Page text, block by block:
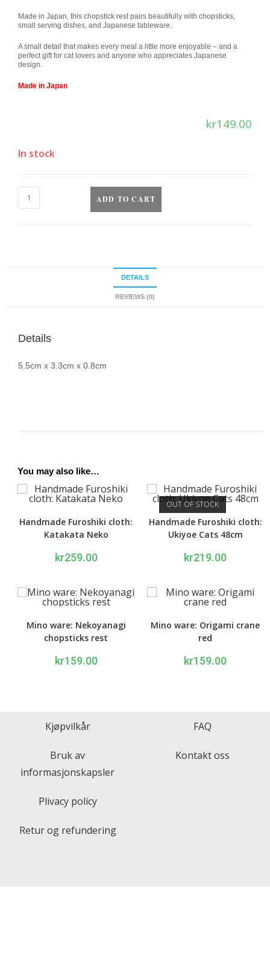
Made in Japan, this chopstick rest pairs beautifully with chopsticks,
small serving dishes, and Japanese tableware.
A small detail that makes every meal a little more enjoyable – and a
perfect gift for cat lovers and anyone who appreciates Japanese
design.
Made in Japan
kr149.00
In stock
ADD TO CART
DETAILS
REVIEWS (0)
Details
5.5cm x 3.3cm x 0.8cm
You may also like…
Handmade Furoshiki cloth:
Katakata Neko
kr259.00
OUT OF STOCK
Handmade Furoshiki cloth:
Ukiyoe Cats 48cm
kr219.00
Mino ware: Nekoyanagi
chopsticks rest
kr159.00
Mino ware: Origami crane
red
kr159.00
Kjøpvilkår
Bruk av
informasjonskapsler
Plivacy policy
Retur og refundering
FAQ
Kontakt oss